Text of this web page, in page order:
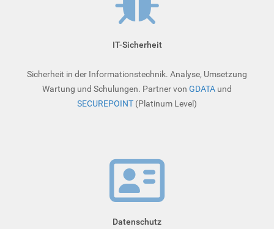
IT-Sicherheit
Sicherheit in der Informationstechnik. Analyse, Umsetzung
Wartung und Schulungen. Partner von GDATA und
SECUREPOINT (Platinum Level)
Datenschutz